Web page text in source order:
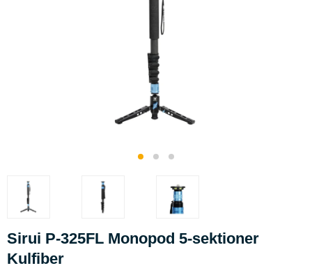
Sirui P-325FL Monopod 5-sektioner
Kulfiber